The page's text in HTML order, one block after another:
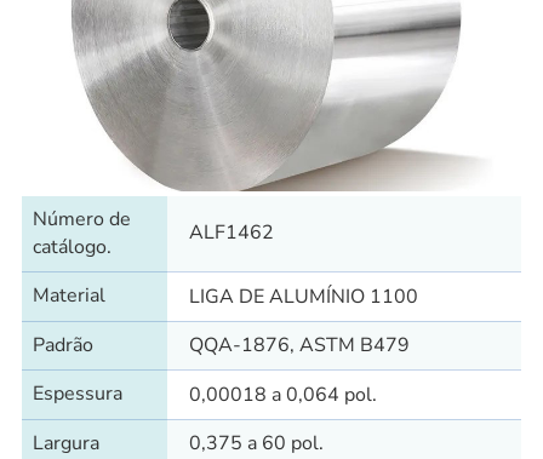
Número de
catálogo.
ALF1462
Material
LIGA DE ALUMÍNIO 1100
Padrão
QQA-1876, ASTM B479
Espessura
0,00018 a 0,064 pol.
Largura
0,375 a 60 pol.